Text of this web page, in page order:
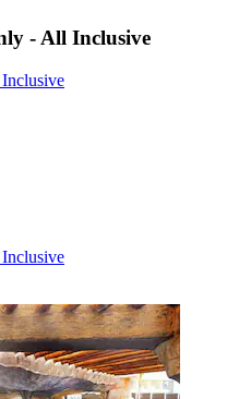
- All Inclusive